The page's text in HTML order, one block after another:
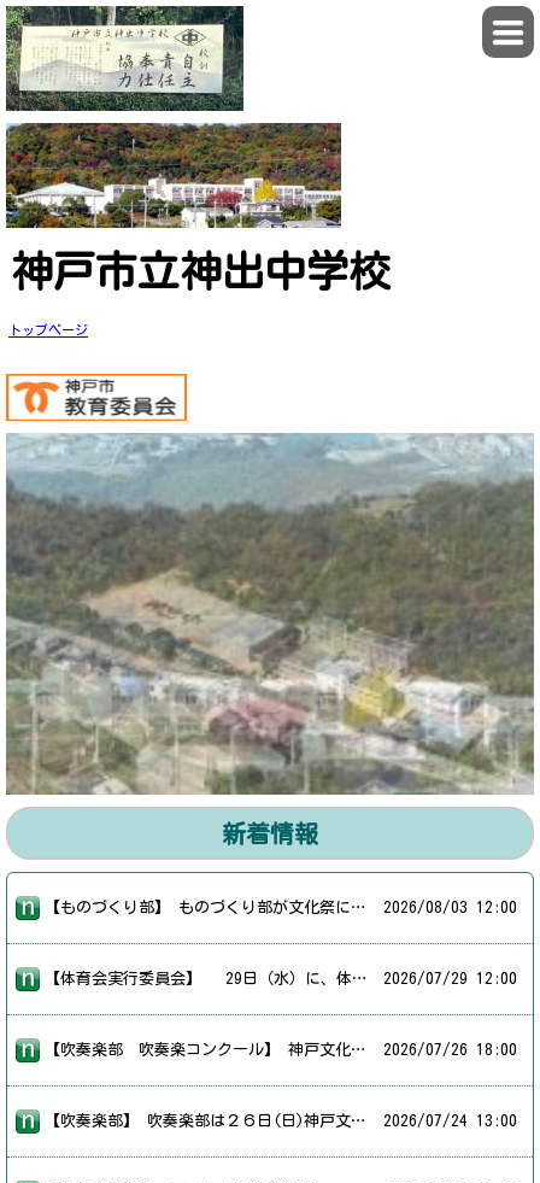
神戸市立神出中学校
トップページ
新着情報
【ものづくり部】 ものづくり部が文化祭に向けての作品づくりに励んでいます。丁寧に、集中して、それぞれの作業に取り組んでいました。文化祭での展示発表が楽しみです。 2026/08/03 12:00
【体育会実行委員会】 29日（水）に、体育会実行委員会を実施しました。実行委員会の生徒が集まってマスゲームの練習を行いました。体育会で全校生徒が取り組むマスゲームに向けて、２・３年生が１年生に演技の動きや、ポイントを丁寧に伝えながら練習を進めました。今後も本番に向けて、実行委員を中心に準備を進めていきます。 2026/07/29 12:00
【吹奏楽部 吹奏楽コンクール】 神戸文化ホールにて吹奏楽コンクール神戸地区大会が行われました。毎日練習を積み重ねてきた成果を存分に発揮し、全員で心をひとつにしてホールいっぱいに美しい音色を響かせることができました。暑い中たくさんの応援ありがとうございました。 2026/07/26 18:00
【吹奏楽部】 吹奏楽部は２６日(日)神戸文化ホールで行われる吹奏楽コンクールに向けて、体育館で練習しています。本番まであと２日。みんな先生の指揮に集中して演奏しています。当日は練習の成果を発揮し、ホールいっぱいに神出中学校吹奏楽部の音色を響かせてください！ 2026/07/24 13:00